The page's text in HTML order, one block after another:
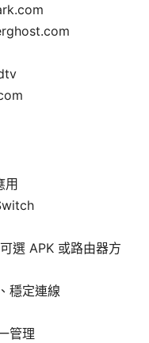
用
選 APK 或路由器方
穩定連線
管理